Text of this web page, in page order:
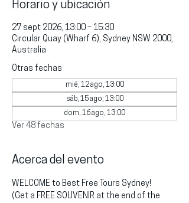
Horario y ubicación
27 sept 2026, 13:00 – 15:30
Circular Quay (Wharf 6), Sydney NSW 2000,
Australia
Otras fechas
mié, 12 ago, 13:00
sáb, 15 ago, 13:00
dom, 16 ago, 13:00
Ver 48 fechas
Acerca del evento
WELCOME to Best Free Tours Sydney!
(Get a FREE SOUVENIR at the end of the